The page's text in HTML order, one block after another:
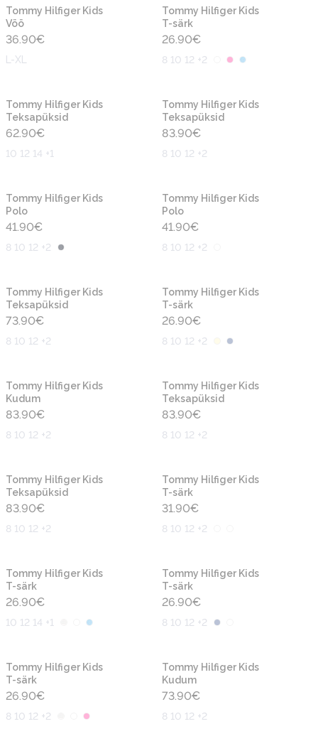
Tommy Hilfiger Kids
Vöö
36.90€
L-XL
Tommy Hilfiger Kids
T-särk
26.90€
8 10 12 +2
Tommy Hilfiger Kids
Teksapüksid
62.90€
10 12 14 +1
Tommy Hilfiger Kids
Teksapüksid
83.90€
8 10 12 +2
Tommy Hilfiger Kids
Polo
41.90€
8 10 12 +2
Tommy Hilfiger Kids
Polo
41.90€
8 10 12 +2
Tommy Hilfiger Kids
Teksapüksid
73.90€
8 10 12 +2
Tommy Hilfiger Kids
T-särk
26.90€
8 10 12 +2
Tommy Hilfiger Kids
Kudum
83.90€
8 10 12 +2
Tommy Hilfiger Kids
Teksapüksid
83.90€
8 10 12 +2
Tommy Hilfiger Kids
Teksapüksid
83.90€
8 10 12 +2
Tommy Hilfiger Kids
T-särk
31.90€
8 10 12 +2
Tommy Hilfiger Kids
T-särk
26.90€
10 12 14 +1
Tommy Hilfiger Kids
T-särk
26.90€
8 10 12 +2
Tommy Hilfiger Kids
T-särk
26.90€
8 10 12 +2
Tommy Hilfiger Kids
Kudum
73.90€
8 10 12 +2